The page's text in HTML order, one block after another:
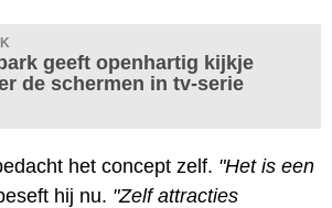
geeft openhartig kijkje
de schermen in tv-serie
het concept zelf. "Het is een
hij nu. "Zelf attracties